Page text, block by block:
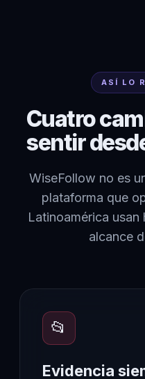
ASÍ LO
Cuatro
sentir
WiseFollow no es
plataforma que
Latinoamérica
alcance
📂
Evidencia